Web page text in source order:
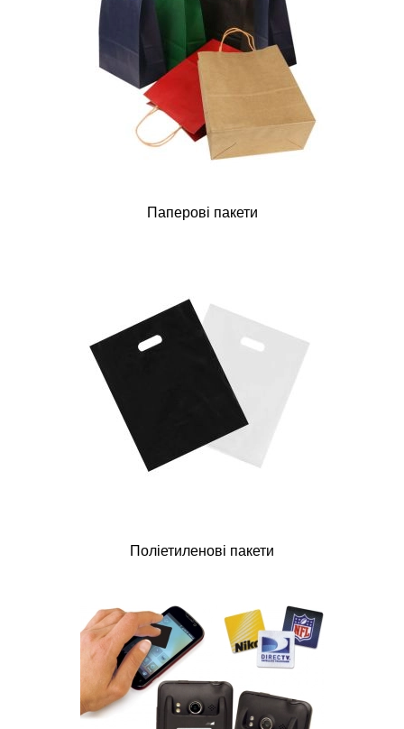
Паперові пакети
Поліетиленові пакети